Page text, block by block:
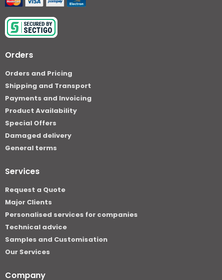
Orders
Orders and Pricing
Shipping and Transport
Payments and Invoicing
Product Availability
Special Offers
Damaged delivery
General terms
Services
Request a Quote
Major Clients
Personalised services for companies
Technical advice
Samples and Customisation
Our Services
Company